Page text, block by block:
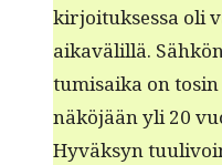
kir­joituk­ses­sa oli
aikavälil­lä.
tu­mi­sai­ka on
näköjään yli 20
Hyväksyn